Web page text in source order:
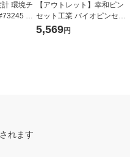
環境チ
1
【アウトレット】幸和ピン
セット工業 バイオピンセッ
ト K18-30 33170991 1本
5,569円
れます